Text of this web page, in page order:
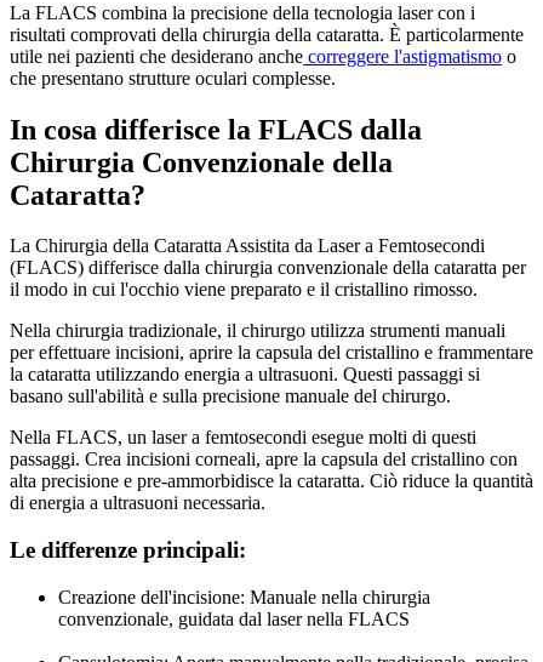
La FLACS combina la precisione della tecnologia laser con i
risultati comprovati della chirurgia della cataratta. È particolarmente
utile nei pazienti che desiderano anche correggere l'astigmatismo o
che presentano strutture oculari complesse.
In cosa differisce la FLACS dalla
Chirurgia Convenzionale della
Cataratta?
La Chirurgia della Cataratta Assistita da Laser a Femtosecondi
(FLACS) differisce dalla chirurgia convenzionale della cataratta per
il modo in cui l'occhio viene preparato e il cristallino rimosso.
Nella chirurgia tradizionale, il chirurgo utilizza strumenti manuali
per effettuare incisioni, aprire la capsula del cristallino e frammentare
la cataratta utilizzando energia a ultrasuoni. Questi passaggi si
basano sull'abilità e sulla precisione manuale del chirurgo.
Nella FLACS, un laser a femtosecondi esegue molti di questi
passaggi. Crea incisioni corneali, apre la capsula del cristallino con
alta precisione e pre-ammorbidisce la cataratta. Ciò riduce la quantità
di energia a ultrasuoni necessaria.
Le differenze principali:
Creazione dell'incisione: Manuale nella chirurgia
convenzionale, guidata dal laser nella FLACS